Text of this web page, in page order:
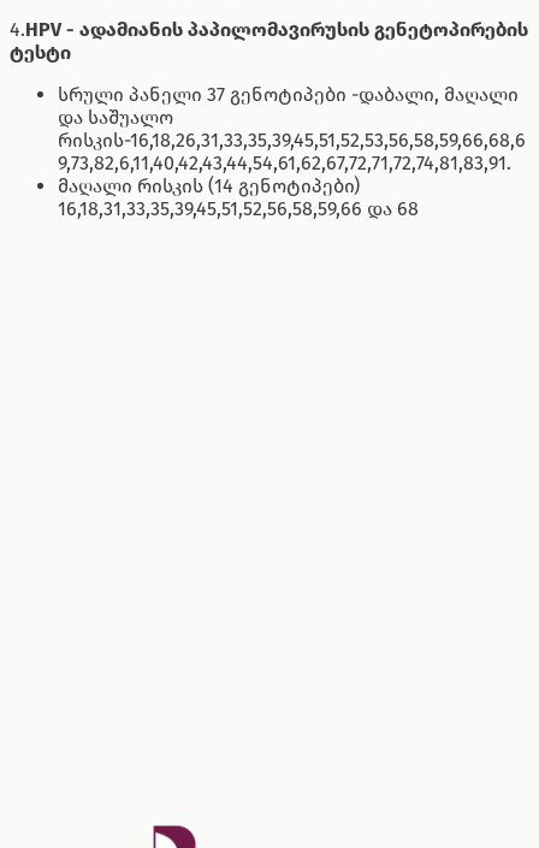
4.HPV - ადამიანის პაპილომავირუსის გენეტოპირების
ტესტი
სრული პანელი 37 გენოტიპები -დაბალი, მაღალი
და საშუალო
რისკის-16,18,26,31,33,35,39,45,51,52,53,56,58,59,66,68,6
9,73,82,6,11,40,42,43,44,54,61,62,67,72,71,72,74,81,83,91.
მაღალი რისკის (14 გენოტიპები)
16,18,31,33,35,39,45,51,52,56,58,59,66 და 68